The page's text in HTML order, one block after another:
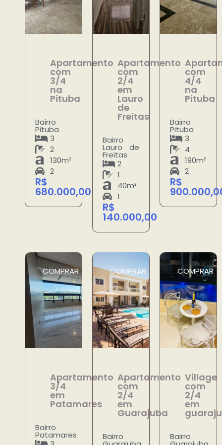
Apartamento
com
3/4
na
Pituba
Bairro
Pituba
3
2
130m²
2
R$
680.000,00
Apartamento
com
2/4
em
Lauro
de
Freitas
Bairro
Lauro de
Freitas
2
1
40m²
1
R$
140.000,00
com
4/4
na
Pituba
Bairro
Pituba
3
4
190m²
2
R$
COMPRAR
Apartamento
3/4
em
Patamares
Bairro
Patamares
COMPRAR
Apartamento
com
2/4
em
Guarajuba
Bairro
COMPRAR
Village
com
2/4
em
Bairro